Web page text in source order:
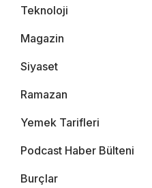
Teknoloji
Magazin
Siyaset
Ramazan
Yemek Tarifleri
Podcast Haber Bülteni
Burçlar